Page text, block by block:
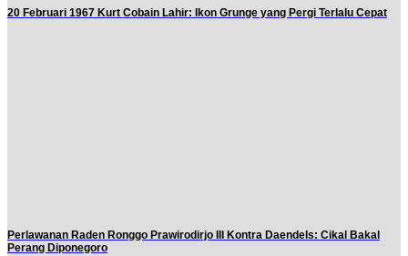
20 Februari 1967 Kurt Cobain Lahir: Ikon Grunge yang Pergi Terlalu Cepat
Perlawanan Raden Ronggo Prawirodirjo III Kontra Daendels: Cikal Bakal
Perang Diponegoro